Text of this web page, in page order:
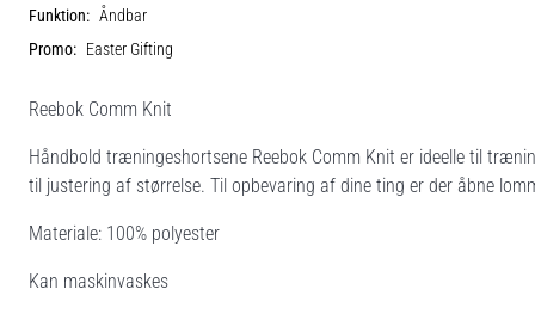
Funktion: Åndbar
Promo: Easter Gifting
Reebok Comm Knit
Håndbold træningeshortsene Reebok Comm Knit er ideelle til
til justering af størrelse. Til opbevaring af dine ting er der åbne
Materiale: 100% polyester
Kan maskinvaskes